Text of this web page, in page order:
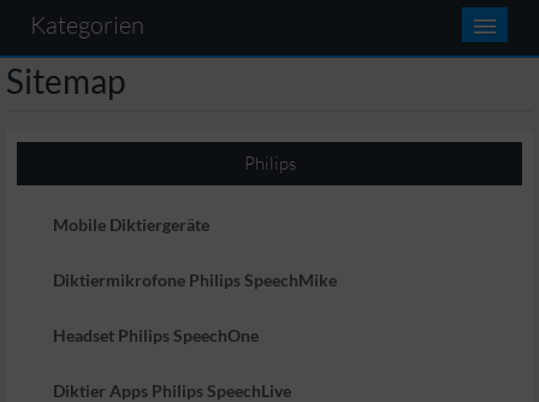
Kategorien
Sitemap
Philips
Mobile Diktiergeräte
Diktiermikrofone Philips SpeechMike
Headset Philips SpeechOne
Diktier Apps Philips SpeechLive